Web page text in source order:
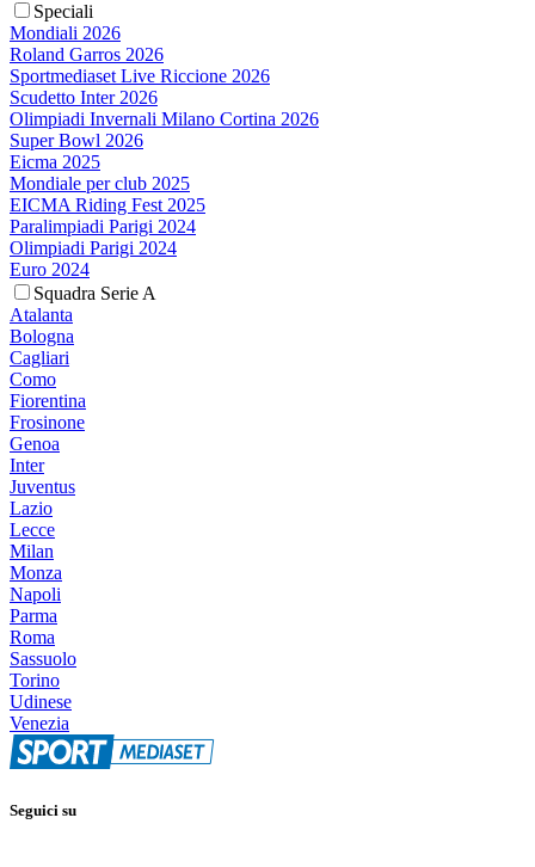
Speciali
Mondiali 2026
Roland Garros 2026
Sportmediaset Live Riccione 2026
Scudetto Inter 2026
Olimpiadi Invernali Milano Cortina 2026
Super Bowl 2026
Eicma 2025
Mondiale per club 2025
EICMA Riding Fest 2025
Paralimpiadi Parigi 2024
Olimpiadi Parigi 2024
Euro 2024
Squadra Serie A
Atalanta
Bologna
Cagliari
Como
Fiorentina
Frosinone
Genoa
Inter
Juventus
Lazio
Lecce
Milan
Monza
Napoli
Parma
Roma
Sassuolo
Torino
Udinese
Venezia
Seguici su